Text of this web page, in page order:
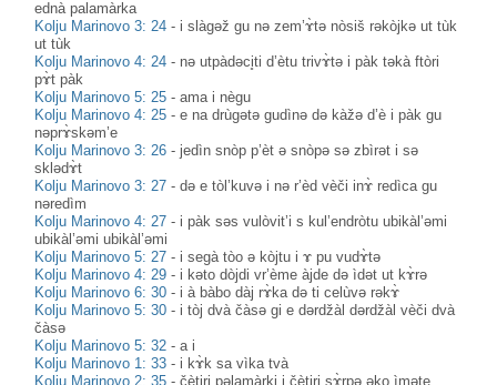
ednà palamàrka
Kolju Marinovo 3: 24 - i slàgəž gu nə zem’ɤ̀tə nòsiš rəkòjkə ut tùk
ut tùk
Kolju Marinovo 4: 24 - nə utpàdəci̥ti d’ètu trivɤ̀tə i pàk təkà ftòri
pɤ̀t pàk
Kolju Marinovo 5: 25 -ama i nègu
Kolju Marinovo 4: 25 -e na drùgətə gudìnə də kàžə d’è i pàk gu
nəprɤ̀skəm’e
Kolju Marinovo 3: 26 - jedìn snòp p’èt ə snòpə sə zbìrət i sə
sklədɤ̀t
Kolju Marinovo 3: 27 -də e tòl’kuvə i nə r’èd vèči inɤ̀ redìca gu
nəredìm
Kolju Marinovo 4: 27 - i pàk səs vulòvit’i s kul’endròtu ubikàl’əmi
ubikàl’əmi ubikàl’əmi
Kolju Marinovo 5: 27 - i segà tòo ə kòjtu i ɤ pu vudɤ̀tə
Kolju Marinovo 4: 29 - i kəto dòjdi vr’ème àjde də ìdət ut kɤ̀rə
Kolju Marinovo 6: 30 - i à bàbo dàj rɤ̀ka də ti celùvə rəkɤ̀
Kolju Marinovo 5: 30 - i tòj dvà čàsə gi e dərdžàl dərdžàl vèči dvà
čàsə
Kolju Marinovo 5: 32 -a i
Kolju Marinovo 1: 33 - i kɤ̀k sa vìka tvà
Kolju Marinovo 2: 35 -čètiri pəlamàrki i čètiri sɤ̀rpə əko ìməte